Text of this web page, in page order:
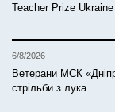
Teacher Prize Ukraine
6/8/2026
Ветерани МСК
стрільби з лука